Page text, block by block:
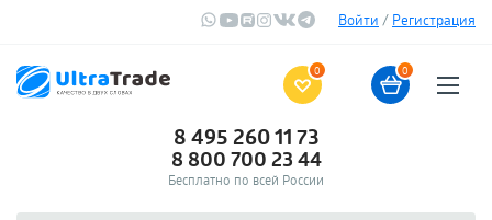
Войти / Регистрация
0 0
8 495 260 11 73
8 800 700 23 44
Бесплатно по всей России